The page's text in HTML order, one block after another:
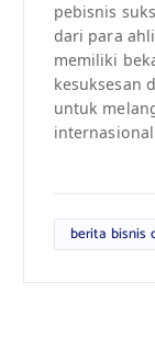
pebisnis
dari para
memiliki
kesuksesan
untuk
berita bisnis